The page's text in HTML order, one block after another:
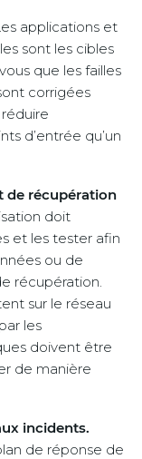
applications et
sont les cibles
que les failles
corrigées
d’entrée qu’un
de récupération
doit
et les tester afin
ou de
récupération.
sur le réseau
les
doivent être
de manière
incidents.
de réponse de